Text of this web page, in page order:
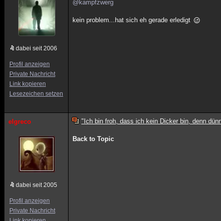
dabei seit 2006
Profil anzeigen
Private Nachricht
Link kopieren
Lesezeichen setzen
@kampfzwerg
kein problem...hat sich eh gerade erledigt
elgreco
dabei seit 2005
Profil anzeigen
Private Nachricht
"Ich bin froh, dass ich kein Dicker bin, denn
Back to Topic